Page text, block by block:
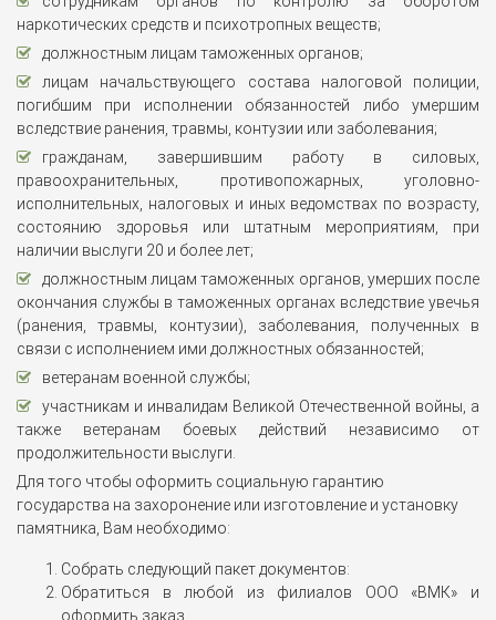
наркотических средств и психотропных веществ;
должностным лицам таможенных органов;
лицам начальствующего состава налоговой полиции,
погибшим при исполнении обязанностей либо умершим
вследствие ранения, травмы, контузии или заболевания;
гражданам, завершившим работу в силовых,
правоохранительных, противопожарных, уголовно-
исполнительных, налоговых и иных ведомствах по возрасту,
состоянию здоровья или штатным мероприятиям, при
наличии выслуги 20 и более лет;
должностным лицам таможенных органов, умерших после
окончания службы в таможенных органах вследствие увечья
(ранения, травмы, контузии), заболевания, полученных в
связи с исполнением ими должностных обязанностей;
ветеранам военной службы;
участникам и инвалидам Великой Отечественной войны, а
также ветеранам боевых действий независимо от
продолжительности выслуги.
Для того чтобы оформить социальную гарантию
государства на захоронение или изготовление и установку
памятника, Вам необходимо:
Собрать следующий пакет документов:
Обратиться в любой из филиалов ООО «ВМК» и
оформить заказ.